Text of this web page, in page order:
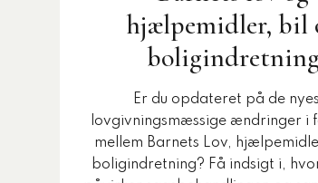
hjælpemidler, bil
boligindretning
Er du opdateret på de
lovgivningsmæssige ændringer i
mellem Barnets Lov,
boligindretning? Få indsigt i,